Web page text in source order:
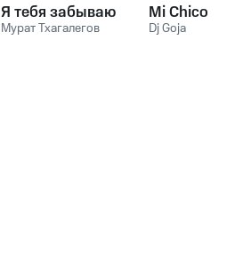
Я тебя забываю
Мурат Тхагалегов
Mi Chico
Dj Goja